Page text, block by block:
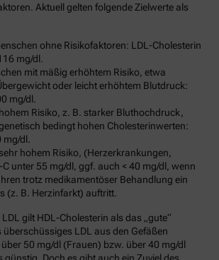
Aktuell gelten folgende Zielwerte als
ohne Risikofaktoren: LDL-Cholesterin
mg/dl.
mit mäßig erhöhtem Risiko, etwa
oder leicht erhöhtem Blutdruck:
mg/dl.
Risiko, z. B. starker Bluthochdruck,
bedingt hohen Cholesterinwerten:
dl.
hohem Risiko, (Herzerkrankungen,
C unter 55 mg/dl, ggf. auch < 40 mg/dl, wenn
trotz medikamentöser Behandlung ein
(z. B. Herzinfarkt) auftritt.
gilt HDL-Cholesterin als das „gute“
überschüssiges LDL aus den Gefäßen
50 mg/dl (Frauen) bzw. über 40 mg/dl
günstig. Doch es gibt auch ein Zuviel des